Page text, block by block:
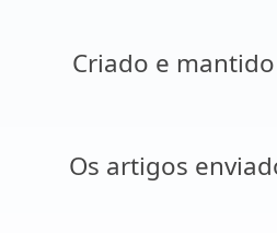
Criado e
Os artigos